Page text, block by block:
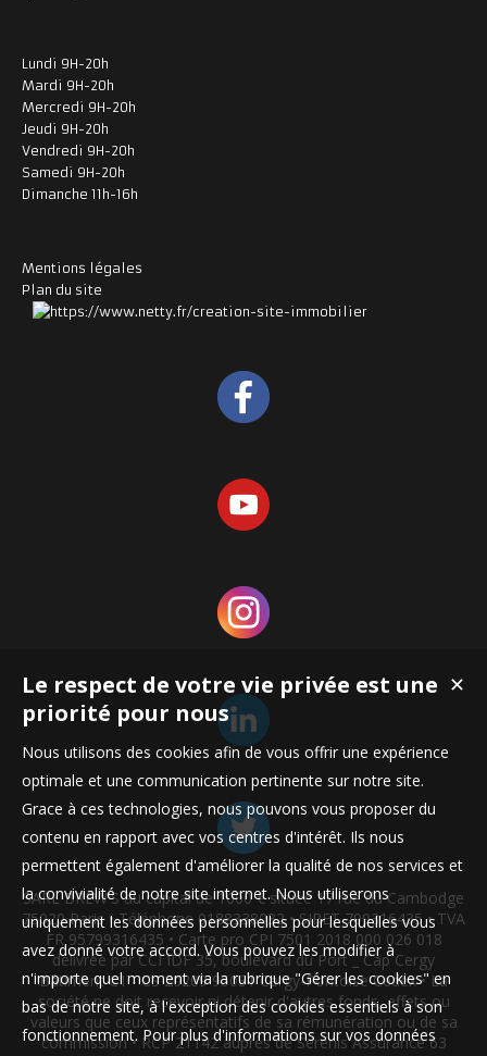
Lundi 9H-20h
Mardi 9H-20h
Mercredi 9H-20h
Jeudi 9H-20h
Vendredi 9H-20h
Samedi 9H-20h
Dimanche 11h-16h
Mentions légales
Plan du site
SARL BREW'S au capital de 1000 € située 17 rue du Cambodge
75020 Paris • Téléphone 0188338032 • SIRET 799316435 • TVA
FR 95799316435 • Carte pro CPI 7501 2018 000 026 018
délivrée par CCI IDF 35, boulevard du Port _ Cap Cergy
Bâtiment C1 - CS 20209 95031 Cergy-Pontoise Cedex • La
société ne doit recevoir ni détenir d'autres fonds, effets ou
valeurs que ceux représentatifs de sa rémunération ou de sa
commission • RCP 21142 auprès de Serenis Assurance 63
✕
Le respect de votre vie privée est une
priorité pour nous
Nous utilisons des cookies afin de vous offrir une expérience
optimale et une communication pertinente sur notre site.
Grace à ces technologies, nous pouvons vous proposer du
contenu en rapport avec vos centres d'intérêt. Ils nous
permettent également d'améliorer la qualité de nos services et
la convivialité de notre site internet. Nous utiliserons
uniquement les données personnelles pour lesquelles vous
avez donné votre accord. Vous pouvez les modifier à
n'importe quel moment via la rubrique "Gérer les cookies" en
bas de notre site, à l'exception des cookies essentiels à son
fonctionnement. Pour plus d'informations sur vos données